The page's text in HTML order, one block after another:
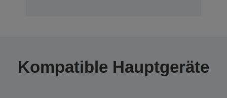
Kompatible Hauptgeräte